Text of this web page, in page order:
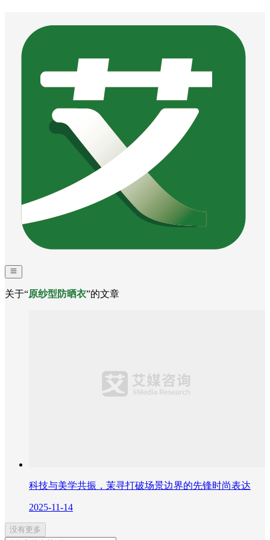
关于“原纱型防晒衣”的文章
科技与美学共振，茉寻打破场景边界的先锋时尚表达
2025-11-14
没有更多